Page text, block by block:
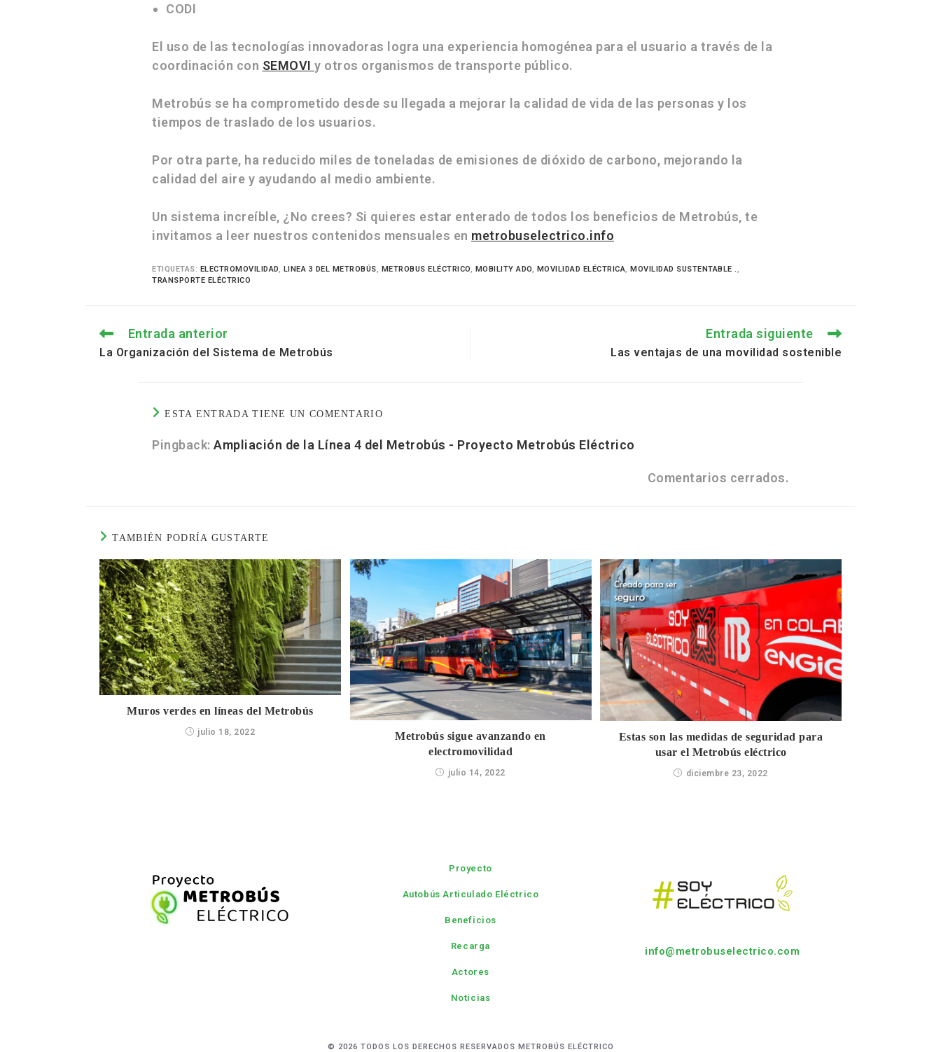
CODI
El uso de las tecnologías innovadoras logra una experiencia homogénea para el usuario a través de la
coordinación con SEMOVI y otros organismos de transporte público.
Metrobús se ha comprometido desde su llegada a mejorar la calidad de vida de las personas y los
tiempos de traslado de los usuarios.
Por otra parte, ha reducido miles de toneladas de emisiones de dióxido de carbono, mejorando la
calidad del aire y ayudando al medio ambiente.
Un sistema increíble, ¿No crees? Si quieres estar enterado de todos los beneficios de Metrobús, te
invitamos a leer nuestros contenidos mensuales en metrobuselectrico.info
ETIQUETAS: ELECTROMOVILIDAD, LINEA 3 DEL METROBÚS, METROBUS ELÉCTRICO, MOBILITY ADO, MOVILIDAD ELÉCTRICA, MOVILIDAD SUSTENTABLE .,
TRANSPORTE ELÉCTRICO
Entrada anterior
La Organización del Sistema de Metrobús
Entrada siguiente
Las ventajas de una movilidad sostenible
ESTA ENTRADA TIENE UN COMENTARIO
Pingback: Ampliación de la Línea 4 del Metrobús - Proyecto Metrobús Eléctrico
Comentarios cerrados.
TAMBIÉN PODRÍA GUSTARTE
Muros verdes en líneas del Metrobús
julio 18, 2022
Metrobús sigue avanzando en
electromovilidad
julio 14, 2022
Estas son las medidas de seguridad para
usar el Metrobús eléctrico
diciembre 23, 2022
Proyecto
Autobús Articulado Eléctrico
Beneficios
Recarga
Actores
Noticias
info@metrobuselectrico.com
© 2026 TODOS LOS DERECHOS RESERVADOS METROBÚS ELÉCTRICO